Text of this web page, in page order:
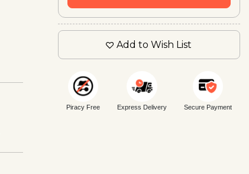
Add to Wish List
Piracy Free Express Delivery Secure Payment